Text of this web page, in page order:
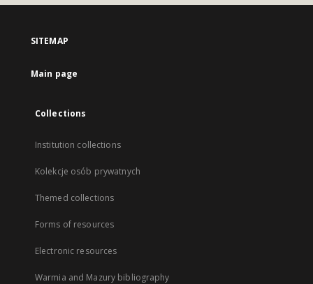
SITEMAP
Main page
Collections
Institution collections
Kolekcje osób prywatnych
Themed collections
Forms of resources
Electronic resources
Warmia and Mazury bibliography